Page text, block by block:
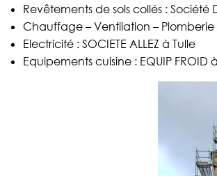
Revêtements de sols collés : Société
Chauffage – Ventilation – Plomberie
Electricité : SOCIETE ALLEZ à Tulle
Equipements cuisine : EQUIP FROID